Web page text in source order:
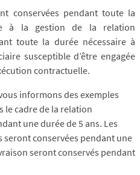
conservées pendant toute la
à la gestion de la relation
toute la durée nécessaire à
susceptible d’être engagée
contractuelle.
informons des exemples
le cadre de la relation
une durée de 5 ans. Les
conservées pendant une
seront conservés pendant